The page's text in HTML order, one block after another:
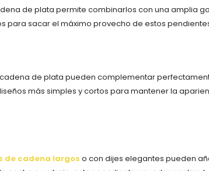
de plata permite combinarlos con una amplia
para sacar el máximo provecho de estos
de plata pueden complementar
más simples y cortos para mantener la
de cadena largos o con dijes elegantes pueden